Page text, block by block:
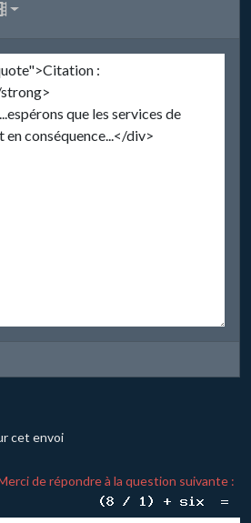
cet envoi
de répondre à la question suivante :